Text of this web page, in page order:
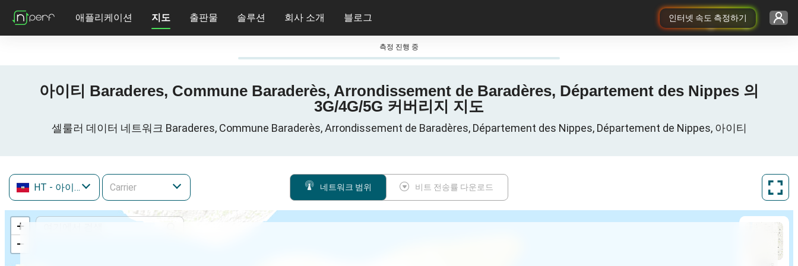
인터넷 속도 측정하기
애플리케이션 지도 출판물 솔루션 회사 소개 블로그
측정 진행 중
아이티 Baraderes, Commune Baraderès, Arrondissement de Baradères, Département des Nippes 의
3G/4G/5G 커버리지 지도
셀룰러 데이터 네트워크 Baraderes, Commune Baraderès, Arrondissement de Baradères, Département des Nippes, Département de Nippes, 아이티
HT - 아이티 네트워크 범위 비트 전송률 다운로드
+
−